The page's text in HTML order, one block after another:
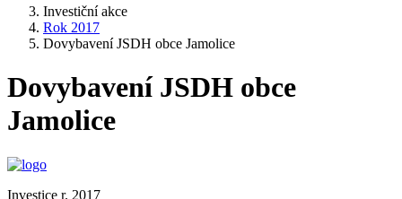
Investiční akce
Rok 2017
Dovybavení JSDH obce Jamolice
Dovybavení JSDH obce
Jamolice
Investice r. 2017